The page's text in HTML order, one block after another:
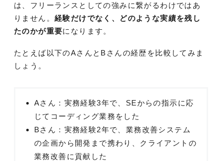
は、フリーランスとしての強みに繋がるわけではあ
りません。 経験だけでなく、どのような実績を残し
たのかが重要になります。
たとえば以下のAさんとBさんの経歴を比較してみま
しょう。
Aさん：実務経験3年で、SEからの指示に応
じてコーディング業務をした
Bさん：実務経験2年で、業務改善システム
の企画から開発まで携わり、クライアントの
業務改善に貢献した